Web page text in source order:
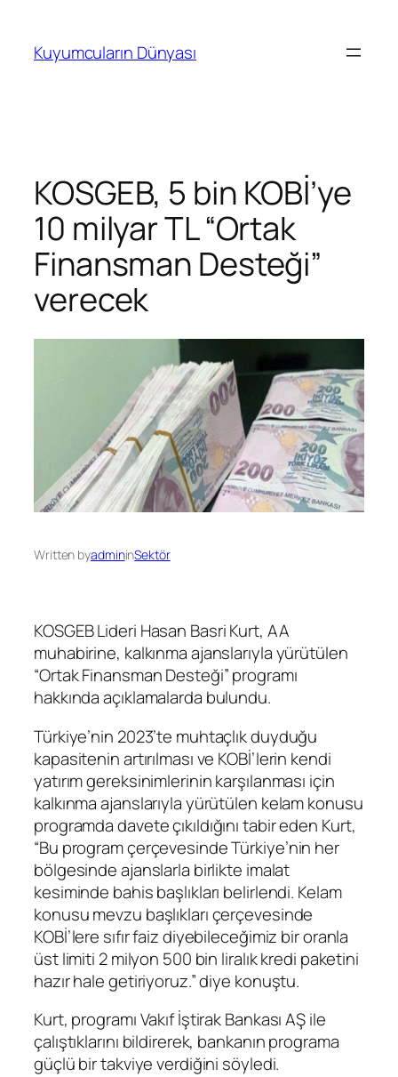
Kuyumcuların Dünyası
KOSGEB, 5 bin KOBİ’ye
10 milyar TL “Ortak
Finansman Desteği”
verecek
Written byadmininSektör
KOSGEB Lideri Hasan Basri Kurt, AA
muhabirine, kalkınma ajanslarıyla yürütülen
“Ortak Finansman Desteği” programı
hakkında açıklamalarda bulundu.
Türkiye’nin 2023’te muhtaçlık duyduğu
kapasitenin artırılması ve KOBİ’lerin kendi
yatırım gereksinimlerinin karşılanması için
kalkınma ajanslarıyla yürütülen kelam konusu
programda davete çıkıldığını tabir eden Kurt,
“Bu program çerçevesinde Türkiye’nin her
bölgesinde ajanslarla birlikte imalat
kesiminde bahis başlıkları belirlendi. Kelam
konusu mevzu başlıkları çerçevesinde
KOBİ’lere sıfır faiz diyebileceğimiz bir oranla
üst limiti 2 milyon 500 bin liralık kredi paketini
hazır hale getiriyoruz.” diye konuştu.
Kurt, programı Vakıf İştirak Bankası AŞ ile
çalıştıklarını bildirerek, bankanın programa
güçlü bir takviye verdiğini söyledi.